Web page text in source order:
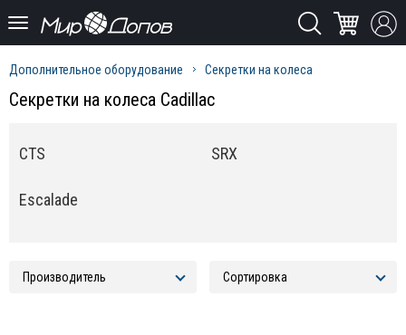
Дополнительное оборудование Секретки на колеса
Секретки на колеса Cadillac
CTS
Escalade
SRX